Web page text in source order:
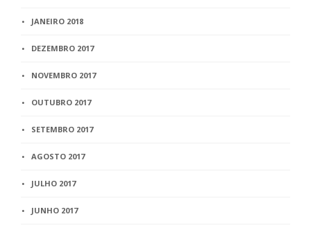
JANEIRO 2018
DEZEMBRO 2017
NOVEMBRO 2017
OUTUBRO 2017
SETEMBRO 2017
AGOSTO 2017
JULHO 2017
JUNHO 2017